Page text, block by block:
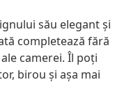
său elegant și
completează fără
camerei. Îl poți
birou și așa mai